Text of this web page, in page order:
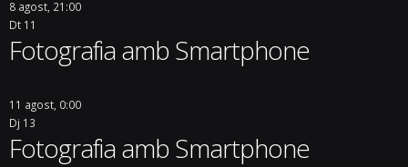
8 agost, 21:00
Dt 11
Fotografia amb Smartphone
11 agost, 0:00
Dj 13
Fotografia amb Smartphone